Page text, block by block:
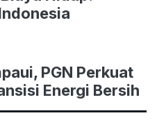
PGN Perkuat
Energi Bersih